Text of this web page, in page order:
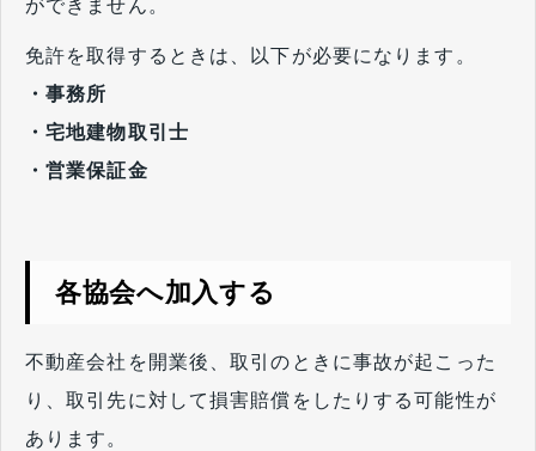
ができません。
免許を取得するときは、以下が必要になります。
・事務所
・宅地建物取引士
・営業保証金
各協会へ加入する
不動産会社を開業後、取引のときに事故が起こった
り、取引先に対して損害賠償をしたりする可能性が
あります。